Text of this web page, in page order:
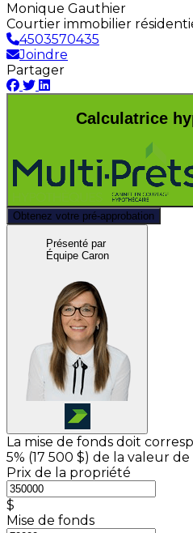
Monique Gauthier
Courtier immobilier
4503570435
Joindre
Partager
Calculatrice
Obtenez votre pré-approbation
Présenté par
Équipe Caron
La mise de fonds doit
5% (17 500 $) de la valeur de
Prix de la propriété
$
Mise de fonds